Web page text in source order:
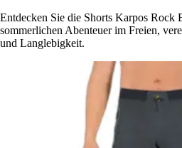
Entdecken Sie die Shorts Karpos Rock
sommerlichen Abenteuer im Freien,
und Langlebigkeit.